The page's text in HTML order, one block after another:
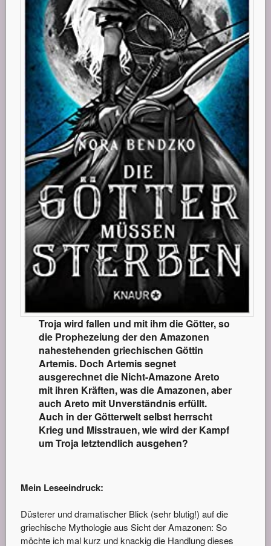
Troja wird fallen und mit ihm die Götter, so
die Prophezeiung der den Amazonen
nahestehenden griechischen Göttin
Artemis. Doch Artemis segnet
ausgerechnet die Nicht-Amazone Areto
mit ihren Kräften, was die Amazonen, aber
auch Areto mit Unverständnis erfüllt.
Auch in der Götterwelt selbst herrscht
Krieg und Misstrauen, wie wird der Kampf
um Troja letztendlich ausgehen?
Mein Leseeindruck:
Düsterer und dramatischer Blick (sehr blutig!) auf die
griechische Mythologie aus Sicht der Amazonen: So
möchte ich mal kurz und knackig die Handlung dieses